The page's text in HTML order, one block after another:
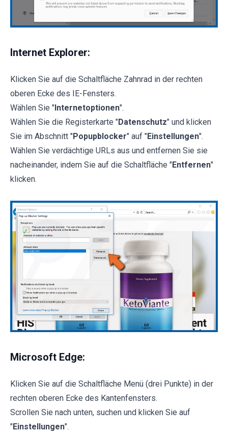
Internet Explorer:
Klicken Sie auf die Schaltfläche Zahnrad in der rechten
oberen Ecke des IE-Fensters.
Wählen Sie "Internetoptionen".
Wählen Sie die Registerkarte "Datenschutz" und klicken
Sie im Abschnitt "Popupblocker" auf "Einstellungen".
Wählen Sie verdächtige URLs aus und entfernen Sie sie
nacheinander, indem Sie auf die Schaltfläche "Entfernen"
klicken.
Microsoft Edge:
Klicken Sie auf die Schaltfläche Menü (drei Punkte) in der
rechten oberen Ecke des Kantenfensters.
Scrollen Sie nach unten, suchen und klicken Sie auf
"Einstellungen".